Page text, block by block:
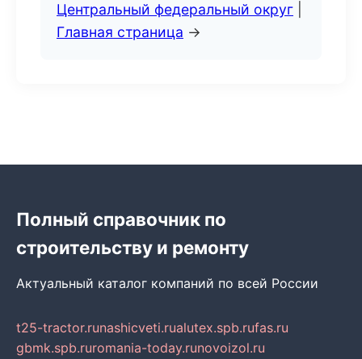
Центральный федеральный округ
Главная страница →
Полный справочник по
строительству и ремонту
Актуальный каталог компаний по всей России
t25-tractor.runashicveti.rualutex.spb.rufas.ru
gbmk.spb.ruromania-today.runovoizol.ru